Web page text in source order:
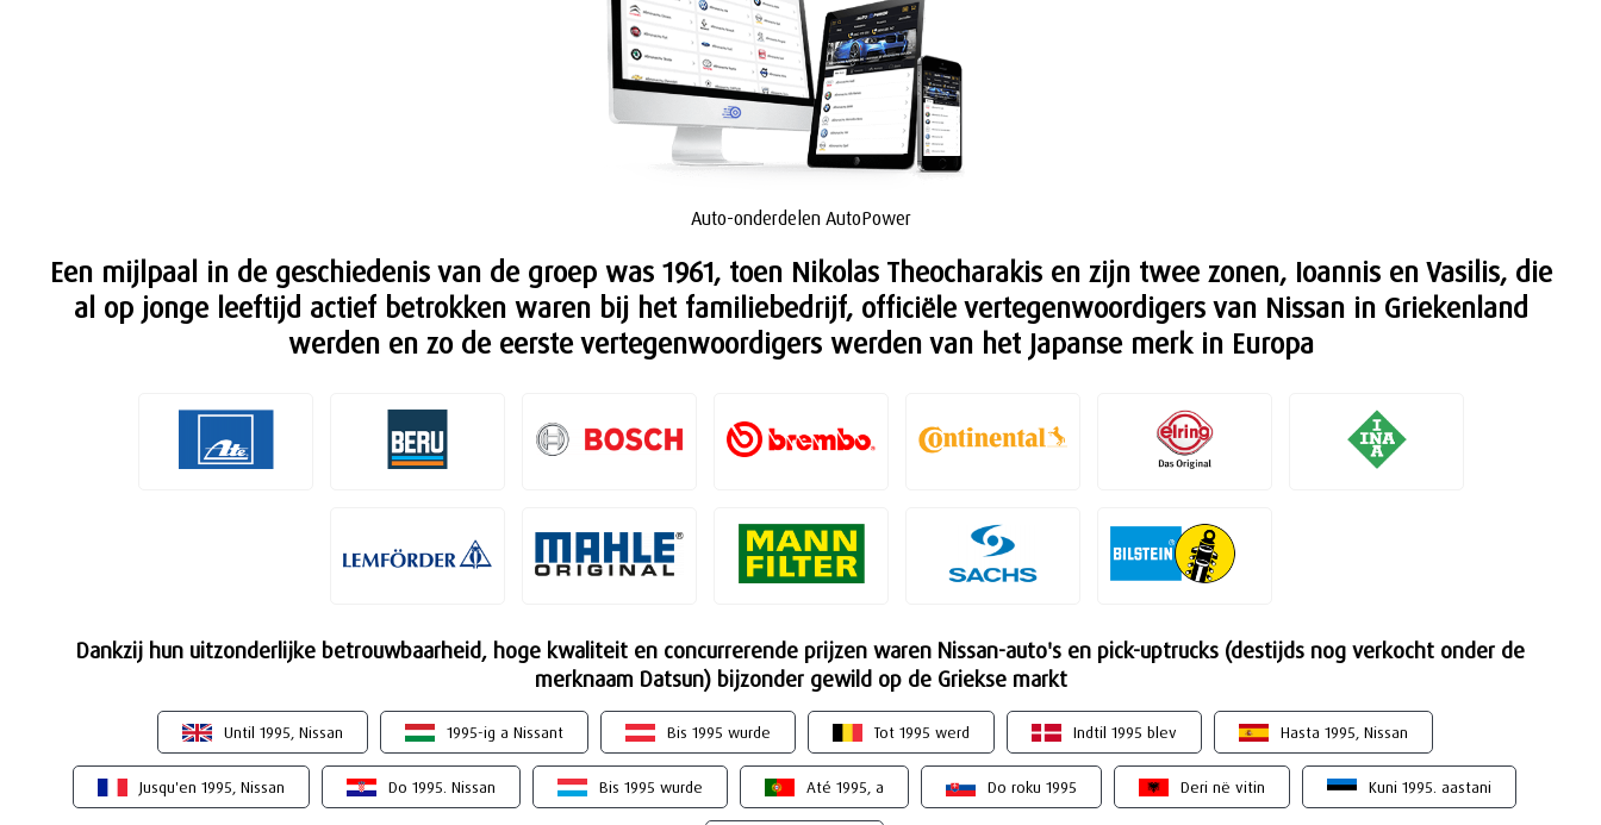
Auto-onderdelen AutoPower
Een mijlpaal in de geschiedenis van de groep was 1961, toen Nikolas Theocharakis en zijn twee zonen, Ioannis en Vasilis, die
al op jonge leeftijd actief betrokken waren bij het familiebedrijf, officiële vertegenwoordigers van Nissan in Griekenland
werden en zo de eerste vertegenwoordigers werden van het Japanse merk in Europa
Dankzij hun uitzonderlijke betrouwbaarheid, hoge kwaliteit en concurrerende prijzen waren Nissan-auto's en pick-uptrucks (destijds nog verkocht onder de
merknaam Datsun) bijzonder gewild op de Griekse markt
Until 1995, Nissan 1995-ig a Nissant Bis 1995 wurde Tot 1995 werd Indtil 1995 blev Hasta 1995, Nissan
Jusqu'en 1995, Nissan Do 1995. Nissan Bis 1995 wurde Até 1995, a Do roku 1995 Deri në vitin Kuni 1995. aastani